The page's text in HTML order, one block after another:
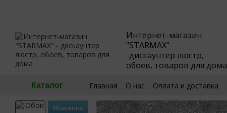
Интернет-магазин
"STARMAX"
-дискаунтер люстр,
обоев, товаров для дома
Каталог Главная О нас Оплата и доставка
Новинка